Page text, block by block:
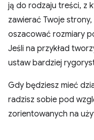
ją do rodzaju treści, z
zawierać Twoje
oszacować rozmiary
Jeśli na przykład
ustaw bardziej
Gdy będziesz mieć
radzisz sobie pod
zorientowanych na